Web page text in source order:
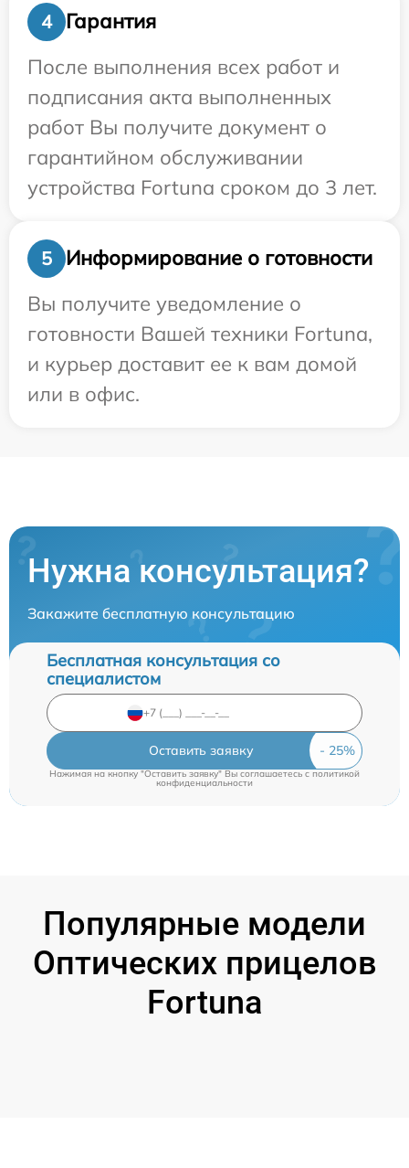
4
Гарантия
После выполнения всех работ и
подписания акта выполненных
работ Вы получите документ о
гарантийном обслуживании
устройства Fortuna сроком до 3 лет.
5
Информирование о готовности
Вы получите уведомление о
готовности Вашей техники Fortuna,
и курьер доставит ее к вам домой
или в офис.
Нужна консультация?
Закажите бесплатную консультацию
Бесплатная консультация со
специалистом
Оставить заявку
Нажимая на кнопку "Оставить заявку" Вы соглашаетесь cполитикой
конфиденциальности
Популярные модели
Оптических прицелов
Fortuna